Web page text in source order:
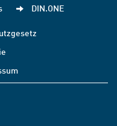
DIN.ONE